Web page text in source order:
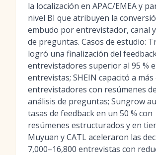
la localización en APAC/EMEA y
nivel BI que atribuyen la
embudo por entrevistador, canal
de preguntas. Casos de estudio:
logró una finalización del
entrevistadores superior al 95 %
entrevistas; SHEIN capacitó a más
entrevistadores con resúmenes
análisis de preguntas; Sungrow
tasas de feedback en un 50 % con
resúmenes estructurados y en
Muyuan y CATL aceleraron las
7,000–16,800 entrevistas con